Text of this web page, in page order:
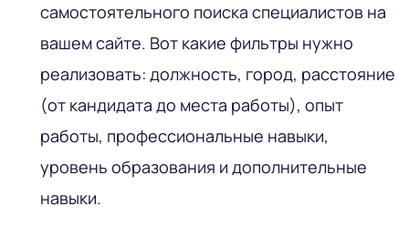
самостоятельного поиска специалистов на
вашем сайте. Вот какие фильтры нужно
реализовать: должность, город, расстояние
(от кандидата до места работы), опыт
работы, профессиональные навыки,
уровень образования и дополнительные
навыки.